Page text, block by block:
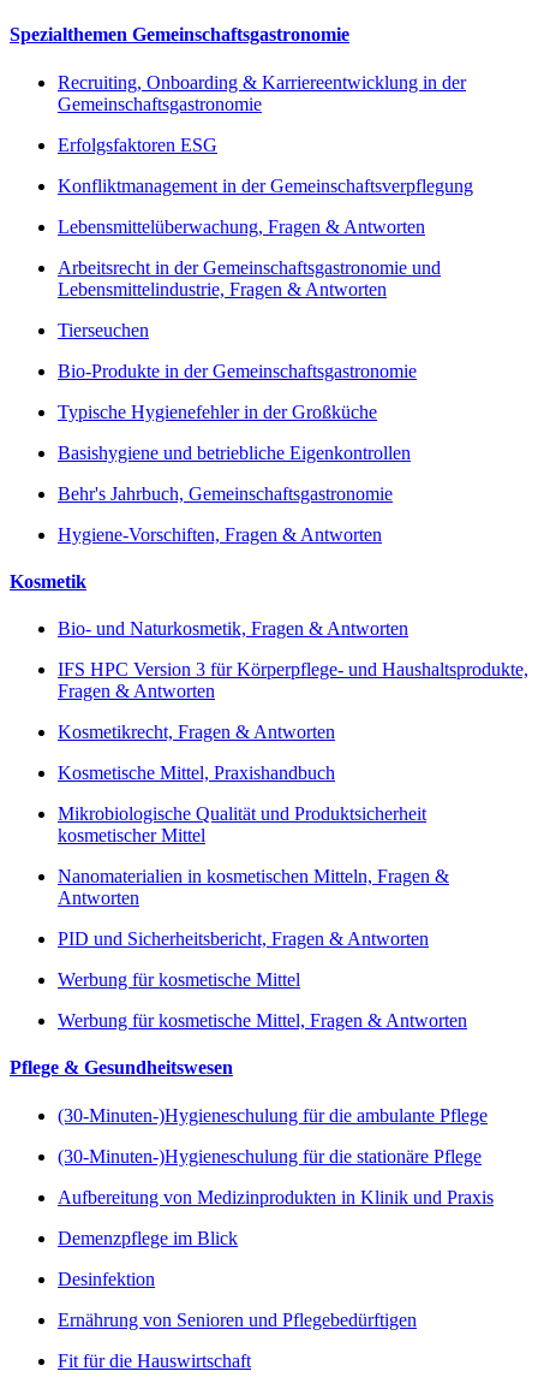
Spezialthemen Gemeinschaftsgastronomie
Recruiting, Onboarding & Karriereentwicklung in der
Gemeinschaftsgastronomie
Erfolgsfaktoren ESG
Konfliktmanagement in der Gemeinschaftsverpflegung
Lebensmittelüberwachung, Fragen & Antworten
Arbeitsrecht in der Gemeinschaftsgastronomie und
Lebensmittelindustrie, Fragen & Antworten
Tierseuchen
Bio-Produkte in der Gemeinschaftsgastronomie
Typische Hygienefehler in der Großküche
Basishygiene und betriebliche Eigenkontrollen
Behr's Jahrbuch, Gemeinschaftsgastronomie
Hygiene-Vorschiften, Fragen & Antworten
Kosmetik
Bio- und Naturkosmetik, Fragen & Antworten
IFS HPC Version 3 für Körperpflege- und Haushaltsprodukte,
Fragen & Antworten
Kosmetikrecht, Fragen & Antworten
Kosmetische Mittel, Praxishandbuch
Mikrobiologische Qualität und Produktsicherheit
kosmetischer Mittel
Nanomaterialien in kosmetischen Mitteln, Fragen &
Antworten
PID und Sicherheitsbericht, Fragen & Antworten
Werbung für kosmetische Mittel
Werbung für kosmetische Mittel, Fragen & Antworten
Pflege & Gesundheitswesen
(30-Minuten-)Hygieneschulung für die ambulante Pflege
(30-Minuten-)Hygieneschulung für die stationäre Pflege
Aufbereitung von Medizinprodukten in Klinik und Praxis
Demenzpflege im Blick
Desinfektion
Ernährung von Senioren und Pflegebedürftigen
Fit für die Hauswirtschaft